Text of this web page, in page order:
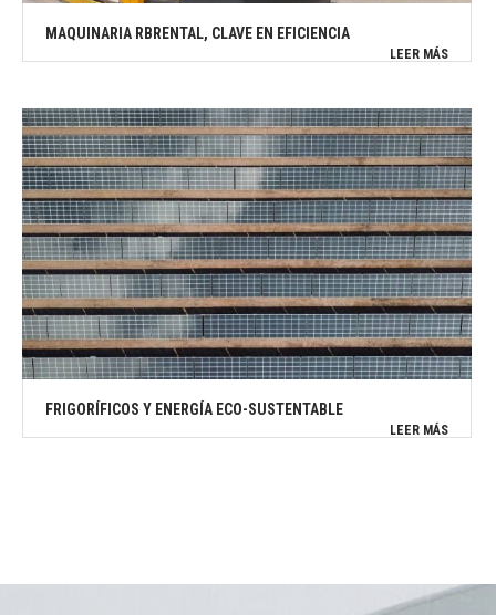
MAQUINARIA RBRENTAL, CLAVE EN EFICIENCIA
LEER MÁS
FRIGORÍFICOS Y ENERGÍA ECO-SUSTENTABLE
LEER MÁS